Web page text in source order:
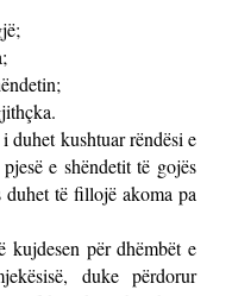
duhet kushtuar rëndësi e
e shëndetit të gojës
të fillojë akoma pa
kujdesen për dhëmbët e
duke përdorur